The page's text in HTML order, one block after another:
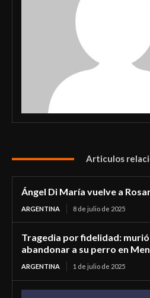
Articulos
Ángel Di María vuelve a
ARGENTINA 8 de julio de 2025
Tragedia por fidelidad:
abandonar a su perro en
ARGENTINA 1 de julio de 2025